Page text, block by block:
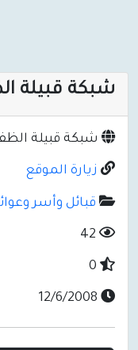
شبكة قبيلة
شبكة قبيلة
زيارة الموقع
قبائل وأسر